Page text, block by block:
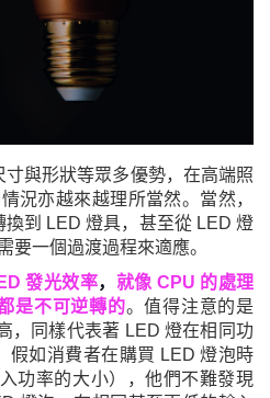
與形狀等眾多優勢，在高端照
況亦越來越理所當然。當然，
換到 LED 燈具，甚至從 LED 燈
要一個過渡過程來適應。
發光效率， 就像 CPU 的處理
是不可逆轉的。值得注意的是
，同樣代表著 LED 燈在相同功
假如消費者在購買 LED 燈泡時
入功率的大小），他們不難發現